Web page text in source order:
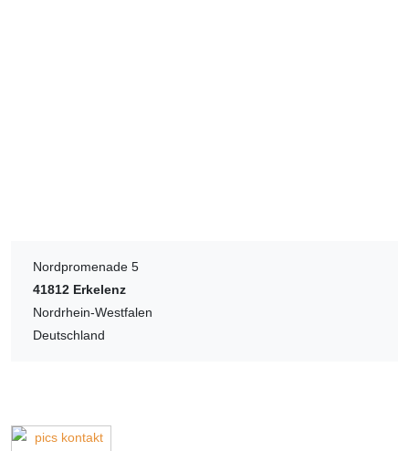
Nordpromenade 5
41812 Erkelenz
Nordrhein-Westfalen
Deutschland